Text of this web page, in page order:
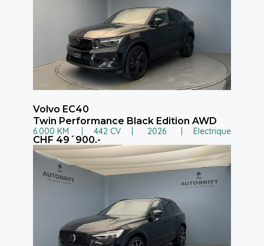
Volvo EC40
Twin Performance Black Edition AWD
6.000 KM 442 CV 2026 Electrique
CHF 49´900.-